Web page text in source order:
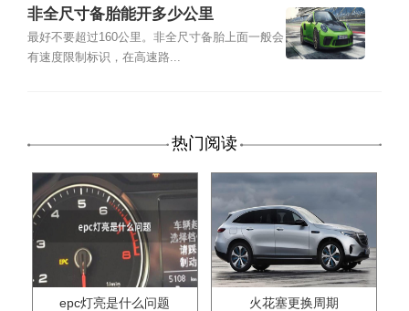
非全尺寸备胎能开多少公里
最好不要超过160公里。非全尺寸备胎上面一般会
有速度限制标识，在高速路...
热门阅读
epc灯亮是什么问题 火花塞更换周期